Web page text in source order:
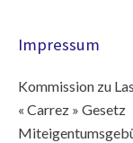
Impressum
Kommission zu
« Carrez » Gesetz